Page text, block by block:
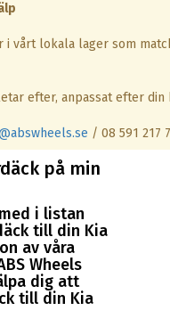
i vårt lokala lager som
efter, anpassat efter din
/ 08 591 217
på min
i listan
till din Kia
av våra
Wheels
dig att
till din Kia